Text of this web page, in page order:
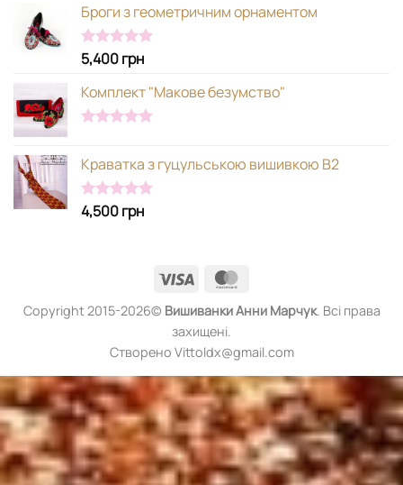
Броги з геометричним орнаментом
Оцінено в
5.00
з 5
5,400грн
Комплект "Макове безумство"
Краватка з гуцульською вишивкою В2
Оцінено в
5.00
з 5
4,500грн
Visa
Copyright 2015-2026© ВишиванкиАнни Марчук. Всі права
захищені.
Створено Vittoldx@gmail.com